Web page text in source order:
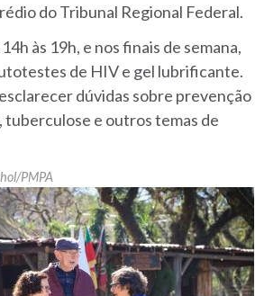
do Tribunal Regional Federal.
às 19h, e nos finais de semana,
de HIV e gel lubrificante.
dúvidas sobre prevenção
e outros temas de
PMPA